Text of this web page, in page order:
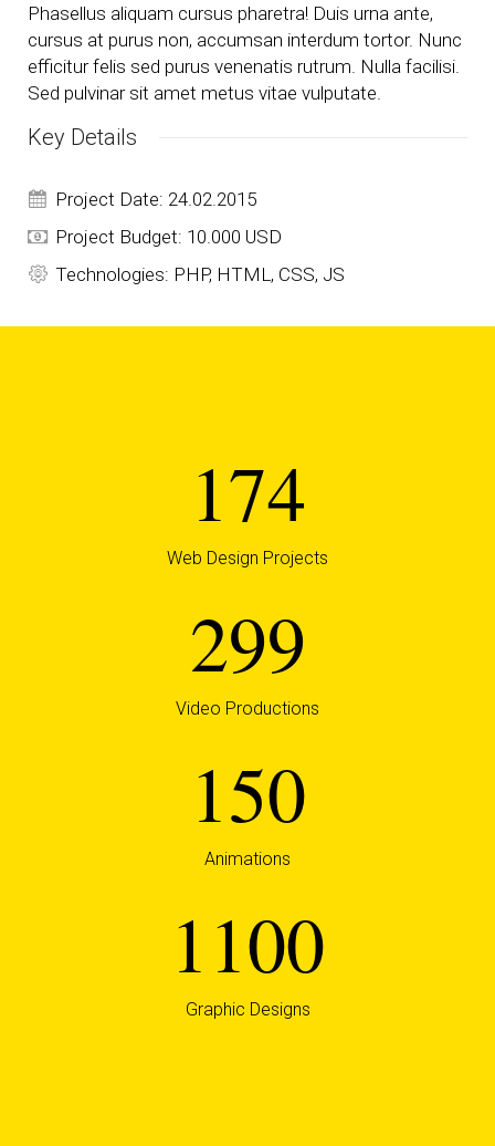
Phasellus aliquam cursus pharetra! Duis urna ante,
cursus at purus non, accumsan interdum tortor. Nunc
efficitur felis sed purus venenatis rutrum. Nulla facilisi.
Sed pulvinar sit amet metus vitae vulputate.
Key Details
Project Date: 24.02.2015
Project Budget: 10.000 USD
Technologies: PHP, HTML, CSS, JS
174
Web Design Projects
299
Video Productions
150
Animations
1100
Graphic Designs